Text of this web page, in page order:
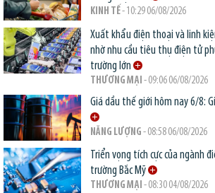
KINH TẾ- 10:29 06/08/2026
Xuất khẩu điện thoại và linh
nhờ nhu cầu tiêu thụ điện tử
trường lớn
THƯƠNG MẠI - 09:06 06/08/2026
Giá dầu thế giới hôm nay 6/8:
NĂNG LƯỢNG - 08:58 06/08/2026
Triển vọng tích cực của ngành
trường Bắc Mỹ
THƯƠNG MẠI - 08:30 04/08/2026